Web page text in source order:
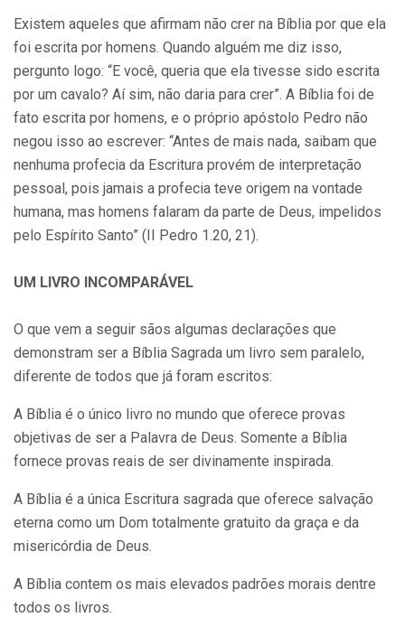
Existem aqueles que afirmam não crer na Bíblia por que ela
foi escrita por homens. Quando alguém me diz isso,
pergunto logo: “E você, queria que ela tivesse sido escrita
por um cavalo? Aí sim, não daria para crer”. A Bíblia foi de
fato escrita por homens, e o próprio apóstolo Pedro não
negou isso ao escrever: “Antes de mais nada, saibam que
nenhuma profecia da Escritura provém de interpretação
pessoal, pois jamais a profecia teve origem na vontade
humana, mas homens falaram da parte de Deus, impelidos
pelo Espírito Santo” (II Pedro 1.20, 21).
UM LIVRO INCOMPARÁVEL
O que vem a seguir sãos algumas declarações que
demonstram ser a Bíblia Sagrada um livro sem paralelo,
diferente de todos que já foram escritos:
A Bíblia é o único livro no mundo que oferece provas
objetivas de ser a Palavra de Deus. Somente a Bíblia
fornece provas reais de ser divinamente inspirada.
A Bíblia é a única Escritura sagrada que oferece salvação
eterna como um Dom totalmente gratuito da graça e da
misericórdia de Deus.
A Bíblia contem os mais elevados padrões morais dentre
todos os livros.